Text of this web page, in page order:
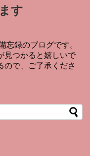
す
忘録のブログです。
見つかると嬉しいで
ので、ご了承くださ